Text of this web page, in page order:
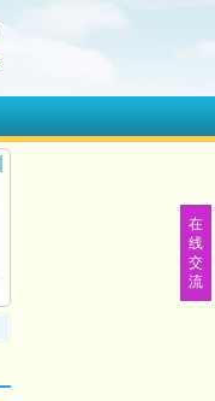
在
线
交
流